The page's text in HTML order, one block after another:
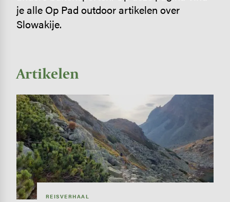
je alle Op Pad outdoor artikelen over
Slowakije.
Artikelen
Image
REISVERHAAL